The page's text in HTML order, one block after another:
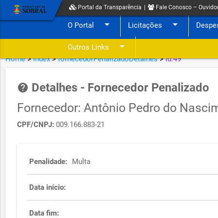
Portal da Transparência Fale Conosco –
O Portal arrow_drop_down Licitações arrow_drop_down
Outros Links arrow_drop_down
Home>index>fornecedorPenalizadoDetalhes>id:49
help Detalhes - Fornecedor Penalizado
Fornecedor: Antônio Pedro do
CPF/CNPJ: 009.166.883-21
Penalidade: Multa
Data início:
Data fim: